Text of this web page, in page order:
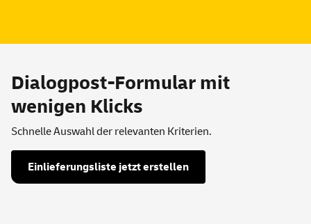
Dialogpost-Formular mit
wenigen Klicks
Schnelle Auswahl der relevanten Kriterien.
Einlieferungsliste jetzt erstellen